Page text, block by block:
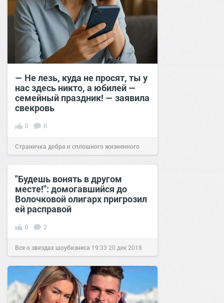
— Не лезь, куда не просят, ты у
нас здесь никто, а юбилей —
семейный праздник! — заявила
свекровь
0 0
Страничка добра и сплошного жизненного
позитива! 23:40 16 июн 2025
"Будешь вонять в другом
месте!": домогавшийся до
Волочковой олигарх пригрозил
ей расправой
0 2
Все о звездах шоубизнеса 19:33 20 дек 2018